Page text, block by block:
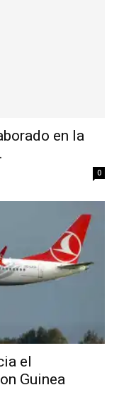
en la
0
el
Guinea